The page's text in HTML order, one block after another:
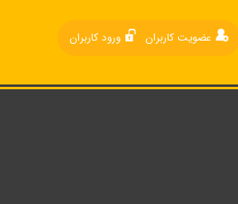
ورود کاربران عضویت کاربران